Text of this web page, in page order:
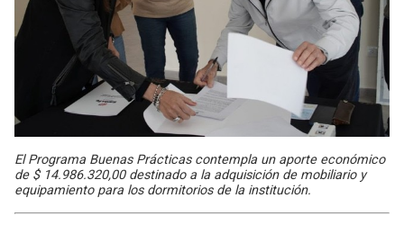
El Programa Buenas Prácticas contempla un aporte económico
de $ 14.986.320,00 destinado a la adquisición de mobiliario y
equipamiento para los dormitorios de la institución.